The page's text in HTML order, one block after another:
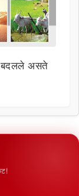
बदलले असते